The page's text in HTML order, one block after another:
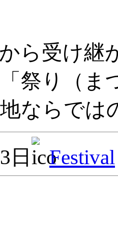
ら受け継
祭り（ま
ならで
日 Festival